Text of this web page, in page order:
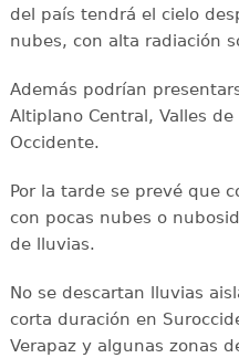
del país tendrá el cielo
nubes, con alta radiación
Además podrían
Altiplano Central, Valles
Occidente.
Por la tarde se prevé que
con pocas nubes o
de lluvias.
No se descartan lluvias
corta duración en
Verapaz y algunas zonas